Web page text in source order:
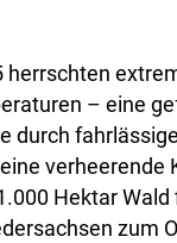
herrschten
– eine
durch
eine verheerende
Hektar Wald
zum